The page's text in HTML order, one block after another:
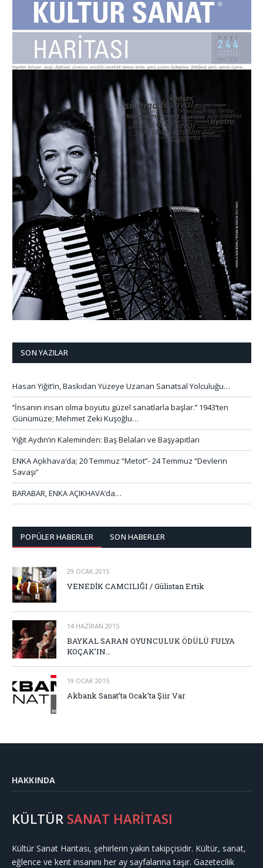
SON YAZILAR
Hasan Yiğit’in, Baskıdan Yüzeye Uzanan Sanatsal Yolculuğu…
‘’İnsanın insan olma boyutu güzel sanatlarla başlar.’’ 1943’ten
Günümüze; Mehmet Zeki Kuşoğlu…
Yiğit Aydın’ın Kaleminden: Baş Belaları ve Başyapıtları
ENKA Açıkhava’da; 20 Temmuz “Metot”- 24 Temmuz “Devlerin
Savaşı”
BARABAR, ENKA AÇIKHAVA’da…
POPÜLER HABERLER SON HABERLER
29 OCAK 2015
VENEDİK CAMCILIĞI / Gülistan Ertik
14 HAZIRAN 2015
BAYKAL SARAN OYUNCULUK ÖDÜLÜ FULYA
KOÇAK’IN…
19 OCAK 2015
Akbank Sanat’ta Ocak’ta Şiir Var
HAKKINDA
KÜLTÜR SANAT HARİTASI
Kültür Sanat Haritası, şehirlerin yakın takipçisidir. Kültür, sanat,
eğlence ve kent insanını her ay sayfalarına taşır. Gazetecilik